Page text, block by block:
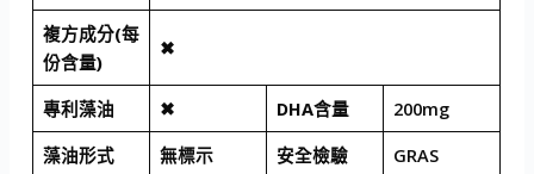
複方成分(每
份含量)
✖
專利藻油 ✖ DHA含量
200mg
藻油形式
無標示 安全檢驗
GRAS